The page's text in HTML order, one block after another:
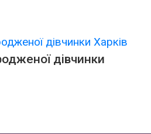
дівчинки